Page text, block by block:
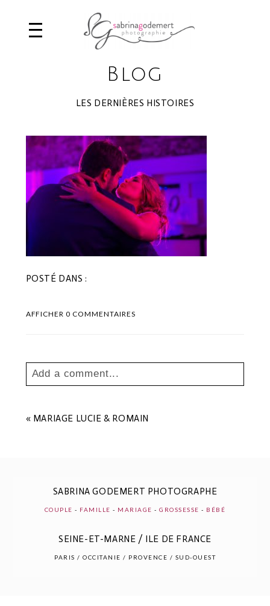
Blog
LES DERNIÈRES HISTOIRES
POSTÉ DANS :
AFFICHER0 COMMENTAIRES
Add a comment...
Les champs marqués sont requis *
POST COMMENT
« MARIAGE LUCIE & ROMAIN
SABRINA GODEMERT PHOTOGRAPHE
COUPLE - FAMILLE - MARIAGE -GROSSESSE - BÉBÉ
SEINE-ET-MARNE / ILE DE FRANCE
PARIS / OCCITANIE / PROVENCE / SUD-OUEST